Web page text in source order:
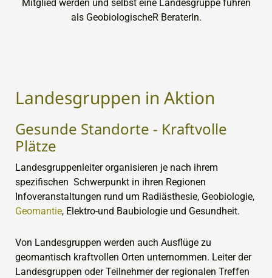
Landesgruppen in Aktion
Gesunde Standorte - Kraftvolle
Plätze
Landesgruppenleiter organisieren je nach ihrem
spezifischen Schwerpunkt in ihren Regionen
Infoveranstaltungen rund um Radiästhesie, Geobiologie,
Geomantie, Elektro-und Baubiologie und Gesundheit.
Von Landesgruppen werden auch Ausflüge zu
geomantisch kraftvollen Orten unternommen. Leiter der
Landesgruppen oder Teilnehmer der regionalen Treffen